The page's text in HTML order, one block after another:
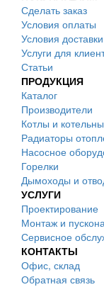
Сделать заказ
Условия оплаты
Условия доставки
Услуги для
Статьи
ПРОДУКЦИЯ
Каталог
Производители
Котлы и
Радиаторы
Насосное
Горелки
Дымоходы и
УСЛУГИ
Проектирование
Монтаж и
Сервисное
КОНТАКТЫ
Офис, склад
Обратная связь